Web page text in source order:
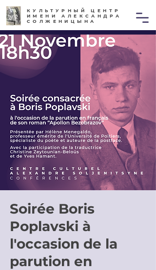
КУЛЬТУРНЫЙ ЦЕНТР
ИМЕНИ АЛЕКСАНДРА
СОЛЖЕНИЦЫНА
Soirée Boris
Poplavski à
l'occasion de la
parution en